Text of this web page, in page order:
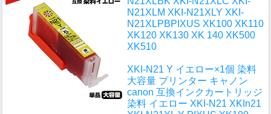
N21XLM XKI-N21XLY XKI-
N21XLPBPIXUS XK100 XK110
XK120 XK130 XK 140 XK500
XK510
XKI-N21 Y イエロー×1個 染料
大容量 プリンター キャノン
canon 互換インクカートリッジ
染料 イエロー XKI-N21 XKIn21